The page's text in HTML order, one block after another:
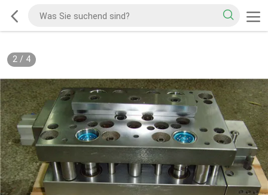
2/ 4